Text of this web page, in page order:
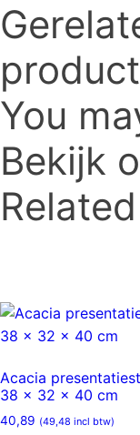
You
Bekijk
Acacia
38 x 32 x 40 cm
40,89 (49,48 incl btw)